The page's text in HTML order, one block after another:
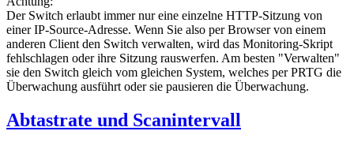
Der Switch erlaubt immer nur eine einzelne HTTP-Sitzung von
einer IP-Source-Adresse. Wenn Sie also per Browser von einem
anderen Client den Switch verwalten, wird das Monitoring-Skript
fehlschlagen oder ihre Sitzung rauswerfen. Am besten "Verwalten"
sie den Switch gleich vom gleichen System, welches per PRTG die
Überwachung ausführt oder sie pausieren die Überwachung.
Abtastrate und Scanintervall